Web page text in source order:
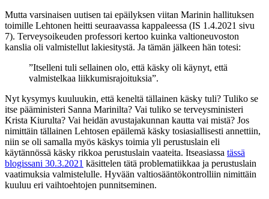
Mutta varsinaisen uutisen tai epäilyksen viitan Marinin hallituksen
toimille Lehtonen heitti seuraavassa kappaleessa (IS 1.4.2021 sivu
7). Terveysoikeuden professori kertoo kuinka valtioneuvoston
kanslia oli valmistellut lakiesitystä. Ja tämän jälkeen hän totesi:
”Itselleni tuli sellainen olo, että käsky oli käynyt, että
valmistelkaa liikkumisrajoituksia”.
Nyt kysymys kuuluukin, että keneltä tällainen käsky tuli? Tuliko se
itse pääministeri Sanna Marinilta? Vai tuliko se terveysministeri
Krista Kiurulta? Vai heidän avustajakunnan kautta vai mistä? Jos
nimittäin tällainen Lehtosen epäilemä käsky tosiasiallisesti annettiin,
niin se oli samalla myös käskys toimia yli perustuslain eli
käytännössä käsky rikkoa perustuslain vaateita. Itseasiassa tässä
blogissani 30.3.2021 käsittelen tätä problematiikkaa ja perustuslain
vaatimuksia valmistelulle. Hyvään valtiosääntökontrolliin nimittäin
kuuluu eri vaihtoehtojen punnitseminen.